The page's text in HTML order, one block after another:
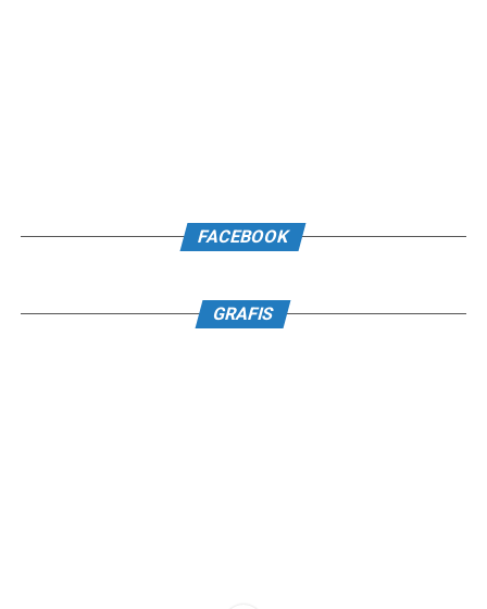
FACEBOOK
GRAFIS